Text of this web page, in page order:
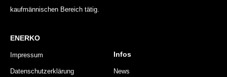
kaufmännischen Bereich tätig.
ENERKO
Impressum
Datenschutzerklärung
Infos
News